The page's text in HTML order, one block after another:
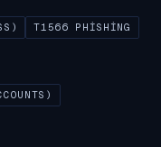
T1566 PHISHING